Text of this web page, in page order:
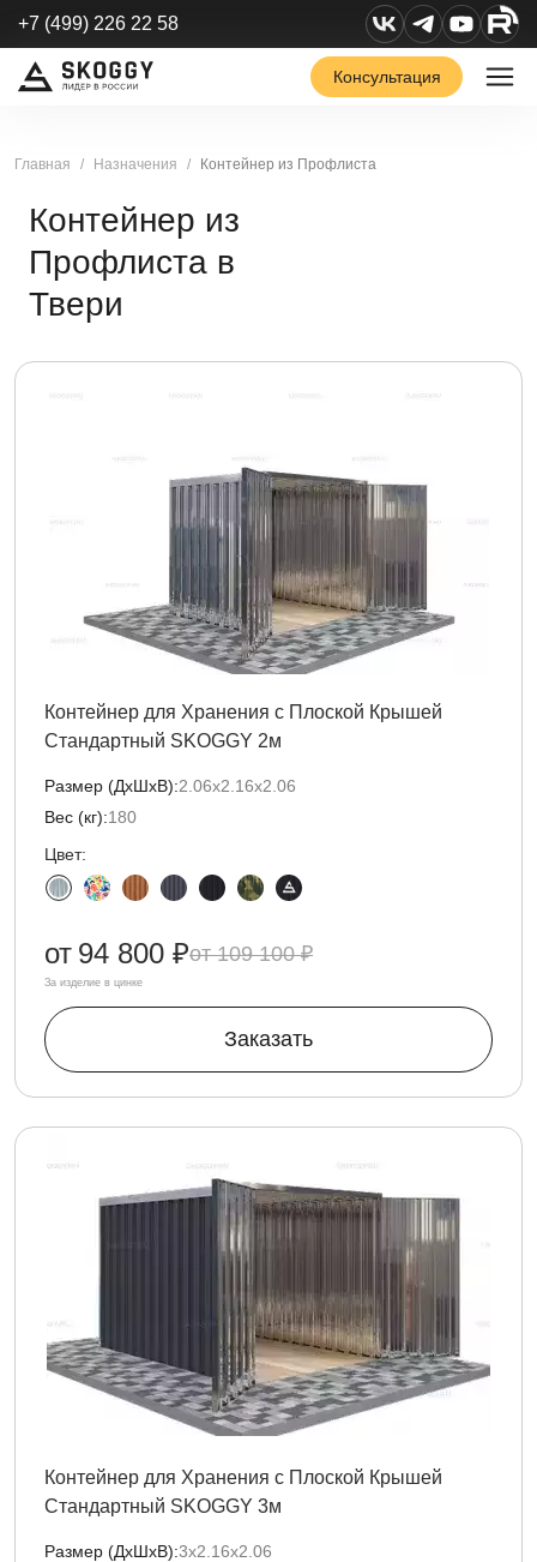
+7 (499) 226 22 58
Консультация
Главная Назначения Контейнер из Профлиста
Контейнер из
Профлиста в
Твери
Контейнер для Хранения с Плоской Крышей
Стандартный SKOGGY 2м
Размер (ДxШxВ):2.06х2.16х2.06
Вес (кг):180
Цвет:
109 100 ₽
от 94 800 ₽
За изделие в цинке
Заказать
Контейнер для Хранения с Плоской Крышей
Стандартный SKOGGY 3м
Размер (ДxШxВ):3х2.16х2.06